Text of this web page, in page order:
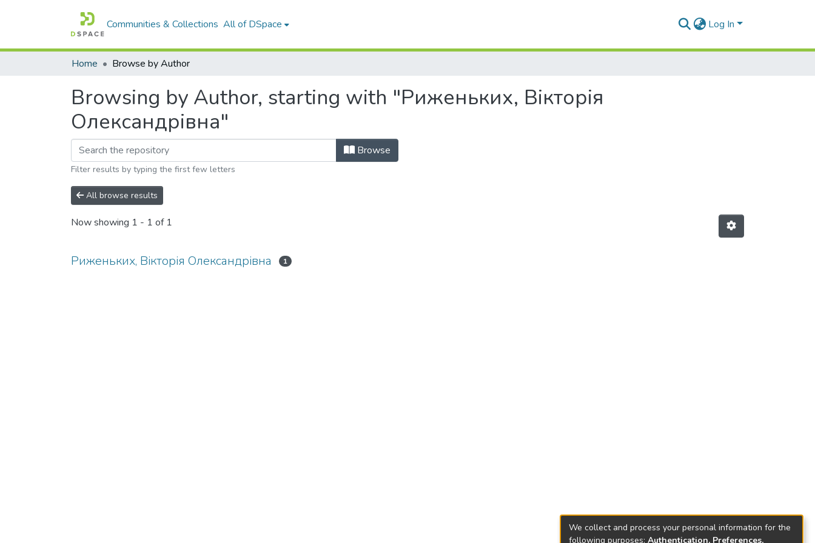
Communities & Collections All of DSpace Log In
Home Browse by Author
Browsing by Author, starting with "Риженьких, Вікторія
Олександрівна"
Browse
Filter results by typing the first few letters
All browse results
Now showing 1 - 1 of 1
Риженьких, Вікторія Олександрівна 1
We collect and process your personal information for the
following purposes: Authentication, Preferences,